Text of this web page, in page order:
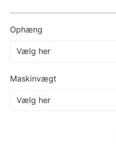
Ophæng
Vælg her
Maskinvægt
Vælg her